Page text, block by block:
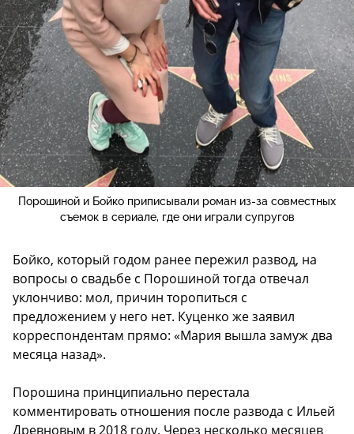
Порошиной и Бойко приписывали роман из-за совместных
съемок в сериале, где они играли супругов
Бойко, который годом ранее пережил развод, на
вопросы о свадьбе с Порошиной тогда отвечал
уклончиво: мол, причин торопиться с
предложением у него нет. Куценко же заявил
корреспондентам прямо: «Мария вышла замуж два
месяца назад».
Порошина принципиально перестала
комментировать отношения после развода с Ильей
Древновым в 2018 году. Через несколько месяцев